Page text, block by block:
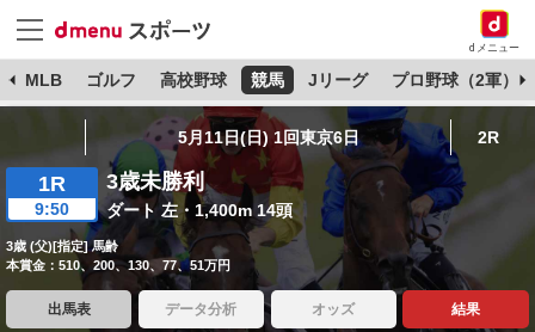
dメニュー
MLB ゴルフ 高校野球 競馬 Jリーグ プロ野球（2軍）
5月11日(日) 1回東京6日 2R
1R
9:50
3歳未勝利
ダート 左・1,400m 14頭
3歳 (父)[指定] 馬齢
本賞金：510、200、130、77、51万円
出馬表 データ分析 オッズ 結果